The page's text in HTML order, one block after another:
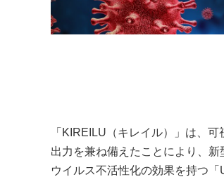
「KIREILU（キレイル）」は、
出力を兼ね備えたことにより、
ウイルス不活性化の効果を持つ